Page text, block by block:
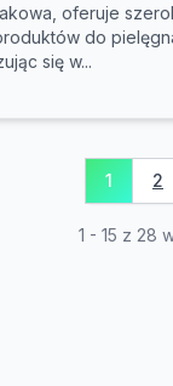
oferuje
do
się w...
1 2
1 - 15 z 28